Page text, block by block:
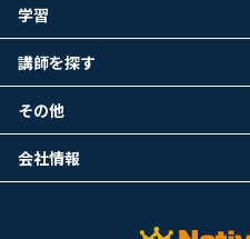
学習
講師を探す
その他
会社情報